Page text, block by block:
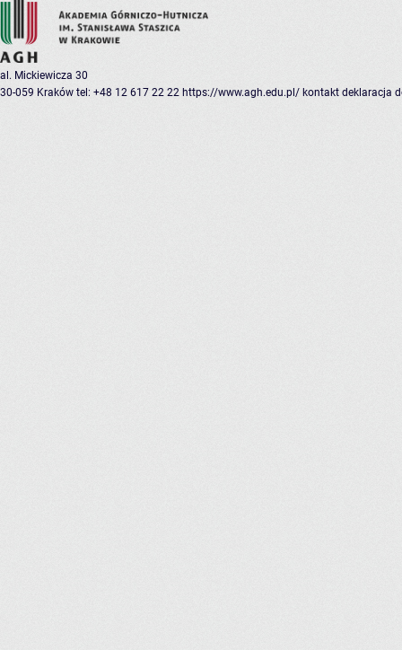
al. Mickiewicza 30
30-059 Kraków tel: +48 12 617 22 22 https://www.agh.edu.pl/ kontakt deklaracja